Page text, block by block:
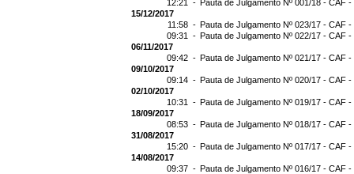
12:21 - Pauta de Julgamento Nº 001/18 - CAF
15/12/2017
11:58 - Pauta de Julgamento Nº 023/17 - CAF
09:31 - Pauta de Julgamento Nº 022/17 - CAF
06/11/2017
09:42 - Pauta de Julgamento Nº 021/17 - CAF -
09/10/2017
09:14 - Pauta de Julgamento Nº 020/17 - CAF -
02/10/2017
10:31 - Pauta de Julgamento Nº 019/17 - CAF
18/09/2017
08:53 - Pauta de Julgamento Nº 018/17 - CAF
31/08/2017
15:20 - Pauta de Julgamento Nº 017/17 - CAF
14/08/2017
09:37 - Pauta de Julgamento Nº 016/17 - CAF